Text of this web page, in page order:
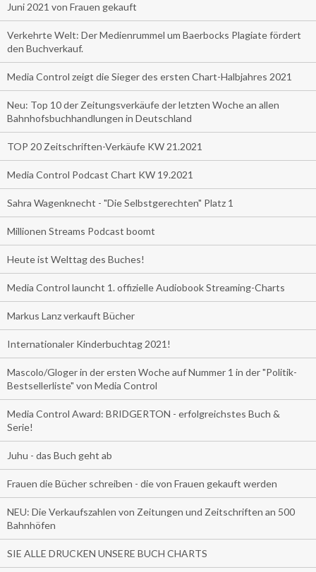
Juni 2021 von Frauen gekauft
Verkehrte Welt: Der Medienrummel um Baerbocks Plagiate fördert
den Buchverkauf.
Media Control zeigt die Sieger des ersten Chart-Halbjahres 2021
Neu: Top 10 der Zeitungsverkäufe der letzten Woche an allen
Bahnhofsbuchhandlungen in Deutschland
TOP 20 Zeitschriften-Verkäufe KW 21.2021
Media Control Podcast Chart KW 19.2021
Sahra Wagenknecht - "Die Selbstgerechten" Platz 1
Millionen Streams Podcast boomt
Heute ist Welttag des Buches!
Media Control launcht 1. offizielle Audiobook Streaming-Charts
Markus Lanz verkauft Bücher
Internationaler Kinderbuchtag 2021!
Mascolo/Gloger in der ersten Woche auf Nummer 1 in der "Politik-
Bestsellerliste" von Media Control
Media Control Award: BRIDGERTON - erfolgreichstes Buch &
Serie!
Juhu - das Buch geht ab
Frauen die Bücher schreiben - die von Frauen gekauft werden
NEU: Die Verkaufszahlen von Zeitungen und Zeitschriften an 500
Bahnhöfen
SIE ALLE DRUCKEN UNSERE BUCH CHARTS